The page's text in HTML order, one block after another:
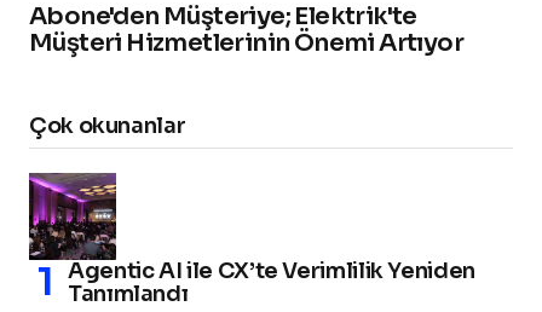
Abone'den Müşteriye; Elektrik'te
Müşteri Hizmetlerinin Önemi Artıyor
Çok okunanlar
Agentic AI ile CX’te Verimlilik Yeniden
Tanımlandı